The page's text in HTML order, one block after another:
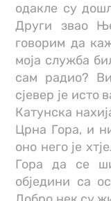
одакле су
Други звао
говорим да
моја служба
сам радио?
сјевер је исто
Катунска
Црна Гора, и
оно него је
Гора да се
обједини са